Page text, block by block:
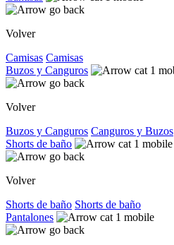
Volver
Camisas Camisas
Buzos y Canguros
Volver
Buzos y Canguros Canguros y Buzos
Shorts de baño
Volver
Shorts de baño Shorts de baño
Pantalones